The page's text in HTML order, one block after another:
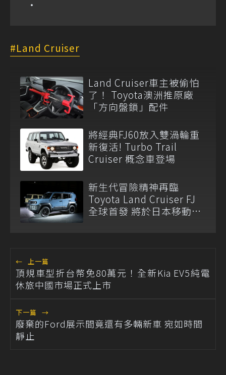
Land Cruiser
Land Cruiser車主被偷怕
了！ Toyota澳洲推原廠
「方向盤鎖」配件
將經典FJ60放入雙渦輪重
新復活! Turbo Trail
Cruiser 概念車登場
新生代冒險精神再臨
Toyota Land Cruiser FJ
全球首發 將於日本移動展
← 上一篇
頂規車型折台幣免80萬元！全新Kia EV5純電
休旅中國市場正式上市
下一篇 →
廢棄的Ford展示間竟還有多輛新車 宛如時間
靜止